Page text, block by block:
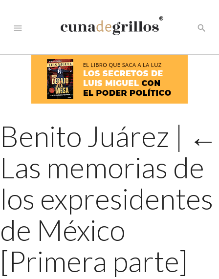
menu
®
search
Benito Juárez | ←
Las memorias de
los expresidentes
de México
[Primera parte]